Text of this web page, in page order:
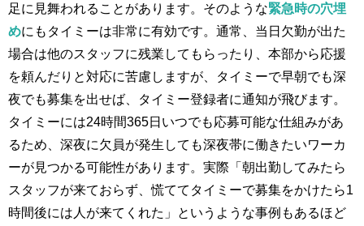
足に見舞われることがあります。そのような緊急時の穴埋
めにもタイミーは非常に有効です。通常、当日欠勤が出た
場合は他のスタッフに残業してもらったり、本部から応援
を頼んだりと対応に苦慮しますが、タイミーで早朝でも深
夜でも募集を出せば、タイミー登録者に通知が飛びます。
タイミーには24時間365日いつでも応募可能な仕組みがあ
るため、深夜に欠員が発生しても深夜帯に働きたいワーカ
ーが見つかる可能性があります。実際「朝出勤してみたら
スタッフが来ておらず、慌ててタイミーで募集をかけたら1
時間後には人が来てくれた」というような事例もあるほど